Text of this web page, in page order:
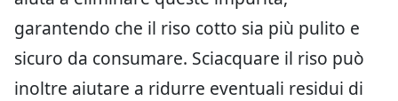
garantendo che il riso cotto sia più pulito e
sicuro da consumare. Sciacquare il riso può
inoltre aiutare a ridurre eventuali residui di